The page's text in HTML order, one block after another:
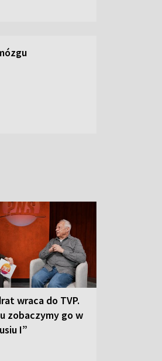
wraca do TVP.
zobaczymy go w
I”